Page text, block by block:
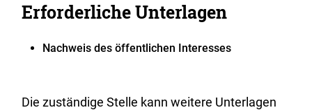
Erforderliche Unterlagen
Nachweis des öffentlichen Interesses
Die zuständige Stelle kann weitere Unterlagen